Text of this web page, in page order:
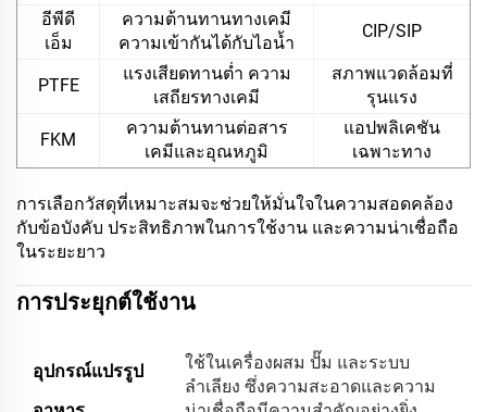
อีพีดี
เอ็ม
ความต้านทานทางเคมี
ความเข้ากันได้กับไอน้ำ
CIP/SIP
PTFE
แรงเสียดทานต่ำ ความ
เสถียรทางเคมี
สภาพแวดล้อมที่
รุนแรง
FKM
ความต้านทานต่อสาร
เคมีและอุณหภูมิ
แอปพลิเคชัน
เฉพาะทาง
การเลือกวัสดุที่เหมาะสมจะช่วยให้มั่นใจในความสอดคล้อง
กับข้อบังคับ ประสิทธิภาพในการใช้งาน และความน่าเชื่อถือ
ในระยะยาว
การประยุกต์ใช้งาน
อุปกรณ์แปรรูป
ใช้ในเครื่องผสม ปั๊ม และระบบ
ลำเลียง ซึ่งความสะอาดและความ